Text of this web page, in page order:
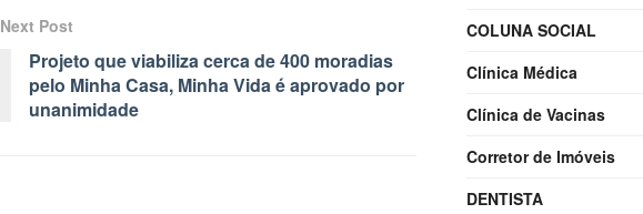
Next Post
Projeto que viabiliza cerca de 400 moradias
pelo Minha Casa, Minha Vida é aprovado por
unanimidade
COLUNA SOCIAL
Clínica Médica
Clínica de Vacinas
Corretor de Imóveis
DENTISTA